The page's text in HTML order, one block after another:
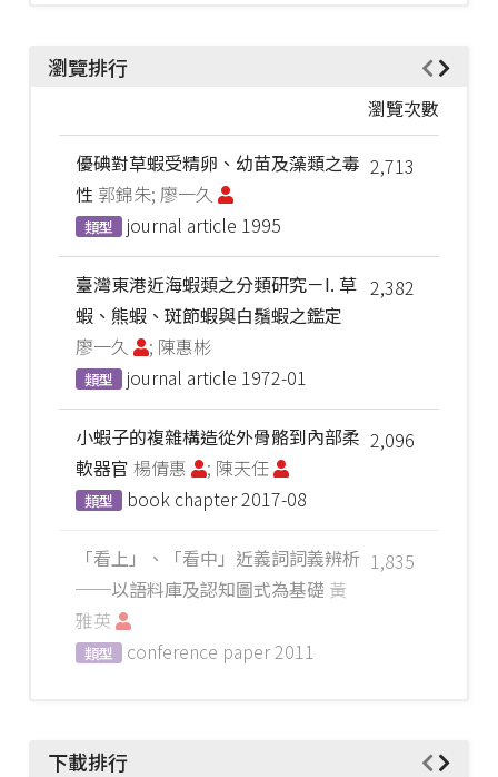
瀏覽排行
瀏覽次數
2,713
優碘對草蝦受精卵、幼苗及藻類之毒
性 郭錦朱; 廖一久
類型 journal article 1995
2,382
臺灣東港近海蝦類之分類研究－I. 草
蝦、熊蝦、斑節蝦與白鬚蝦之鑑定
廖一久
; 陳惠彬
類型 journal article 1972-01
2,096
小蝦子的複雜構造從外骨骼到內部柔
軟器官 楊倩惠 ; 陳天任
類型 book chapter2017-08
1,835
「看上」、「看中」近義詞詞義辨析
──以語料庫及認知圖式為基礎 黃
雅英
類型 conference paper2011
下載排行